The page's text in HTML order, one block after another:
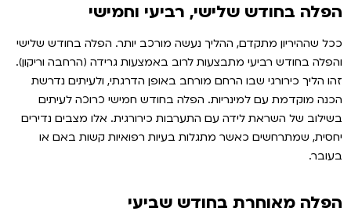
הפלה בחודש שלישי, רביעי וחמישי
ככל שההיריון מתקדם, ההליך נעשה מורכב יותר. הפלה בחודש שלישי
והפלה בחודש רביעי מתבצעות לרוב באמצעות גרידה (הרחבה וריקון).
זהו הליך כירורגי שבו הרחם מורחב באופן הדרגתי, ולעיתים נדרשת
הכנה מוקדמת עם למינריות. הפלה בחודש חמישי כרוכה לעיתים
בשילוב של השראת לידה עם התערבות כירורגית. אלו מצבים נדירים
יחסית, שמתרחשים כאשר מתגלות בעיות רפואיות קשות באם או
בעובר.
הפלה מאוחרת בחודש שביעי